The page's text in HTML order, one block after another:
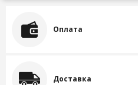
Оплата
Доставка